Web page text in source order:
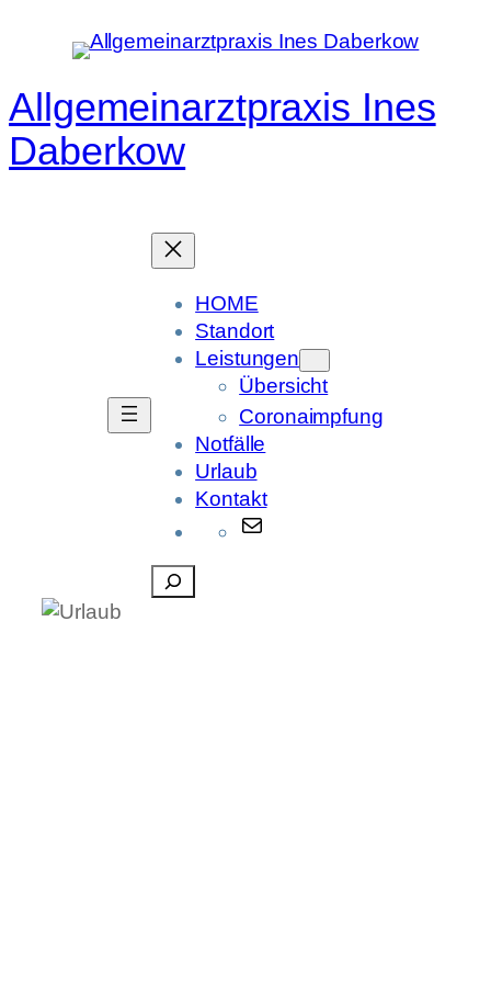
Allgemeinarztpraxis Ines
Daberkow
HOME
Standort
Leistungen
Übersicht
Coronaimpfung
Notfälle
Urlaub
Kontakt
Suchen